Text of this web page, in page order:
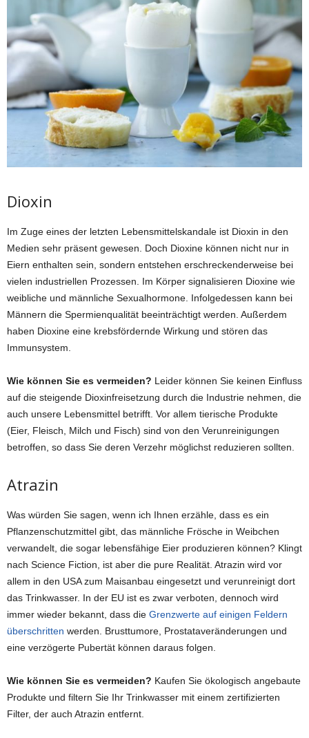
Dioxin
Im Zuge eines der letzten Lebensmittelskandale ist Dioxin in den
Medien sehr präsent gewesen. Doch Dioxine können nicht nur in
Eiern enthalten sein, sondern entstehen erschreckenderweise bei
vielen industriellen Prozessen. Im Körper signalisieren Dioxine wie
weibliche und männliche Sexualhormone. Infolgedessen kann bei
Männern die Spermienqualität beeinträchtigt werden. Außerdem
haben Dioxine eine krebsfördernde Wirkung und stören das
Immunsystem.
Wie können Sie es vermeiden? Leider können Sie keinen Einfluss
auf die steigende Dioxinfreisetzung durch die Industrie nehmen, die
auch unsere Lebensmittel betrifft. Vor allem tierische Produkte
(Eier, Fleisch, Milch und Fisch) sind von den Verunreinigungen
betroffen, so dass Sie deren Verzehr möglichst reduzieren sollten.
Atrazin
Was würden Sie sagen, wenn ich Ihnen erzähle, dass es ein
Pflanzenschutzmittel gibt, das männliche Frösche in Weibchen
verwandelt, die sogar lebensfähige Eier produzieren können? Klingt
nach Science Fiction, ist aber die pure Realität. Atrazin wird vor
allem in den USA zum Maisanbau eingesetzt und verunreinigt dort
das Trinkwasser. In der EU ist es zwar verboten, dennoch wird
immer wieder bekannt, dass die Grenzwerte auf einigen Feldern
überschritten werden. Brusttumore, Prostataveränderungen und
eine verzögerte Pubertät können daraus folgen.
Wie können Sie es vermeiden? Kaufen Sie ökologisch angebaute
Produkte und filtern Sie Ihr Trinkwasser mit einem zertifizierten
Filter, der auch Atrazin entfernt.